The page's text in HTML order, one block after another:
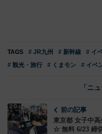
TAGS # JR九州 # 新幹線 # イ
# 観光・旅行
# くまモン # イベ
「ニ
前の記事
東京都 女子中
☆ 無料 6/23 締